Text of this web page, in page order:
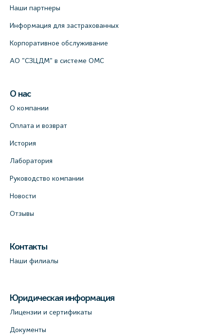
Наши партнеры
Информация для застрахованных
Корпоративное обслуживание
АО "СЗЦДМ" в системе ОМС
О нас
О компании
Оплата и возврат
История
Лаборатория
Руководство компании
Новости
Отзывы
Контакты
Наши филиалы
Юридическая информация
Лицензии и сертификаты
Документы